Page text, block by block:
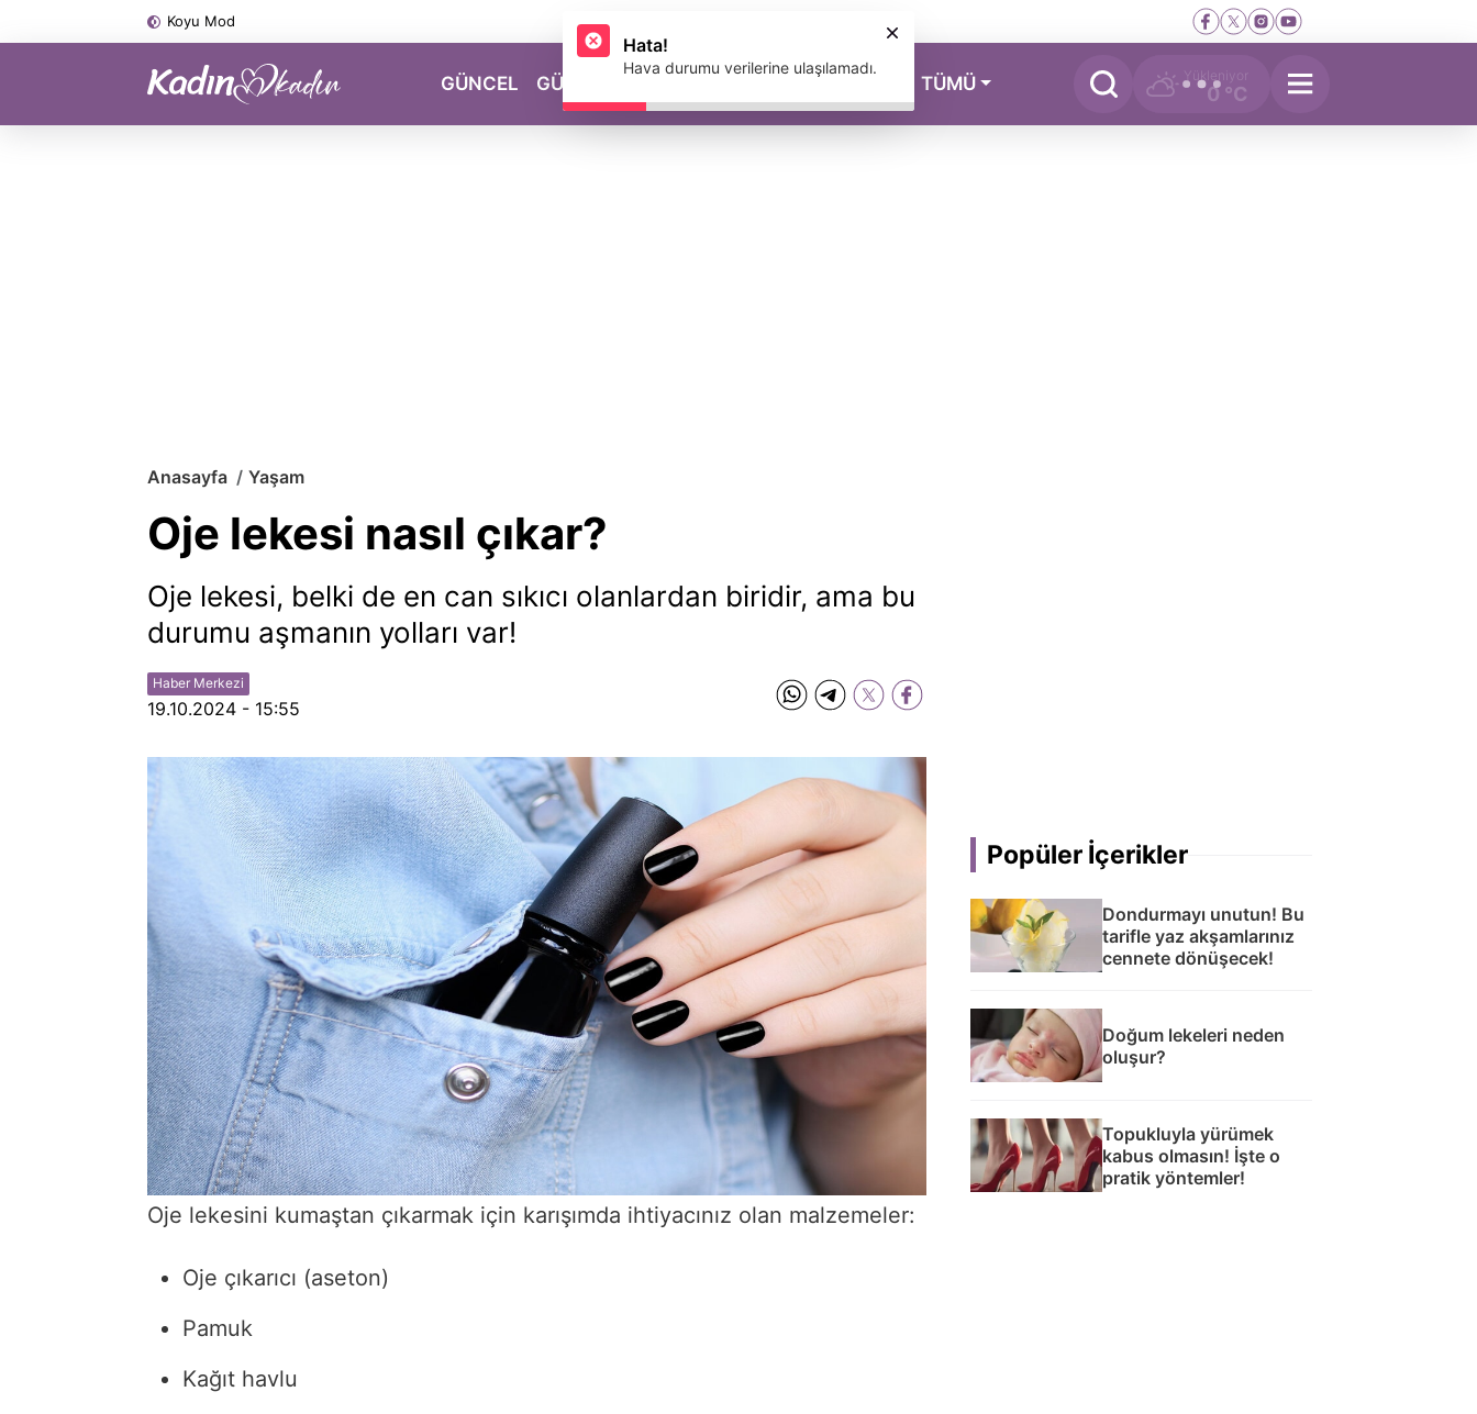
Koyu Mod
GÜNCEL GÜZELLİK MAGAZİN TÜMÜ Yükleniyor
0 °C
Anasayfa Yaşam
Oje lekesi nasıl çıkar?
Oje lekesi, belki de en can sıkıcı olanlardan biridir, ama bu
durumu aşmanın yolları var!
Haber Merkezi
19.10.2024 - 15:55
Oje lekesini kumaştan çıkarmak için karışımda ihtiyacınız olan malzemeler:
Oje çıkarıcı (aseton)
Pamuk
Kağıt havlu
Popüler İçerikler
Dondurmayı unutun! Bu
tarifle yaz akşamlarınız
cennete dönüşecek!
Doğum lekeleri neden
oluşur?
Topukluyla yürümek
kabus olmasın! İşte o
pratik yöntemler!
Hata!
Hava durumu verilerine ulaşılamadı.